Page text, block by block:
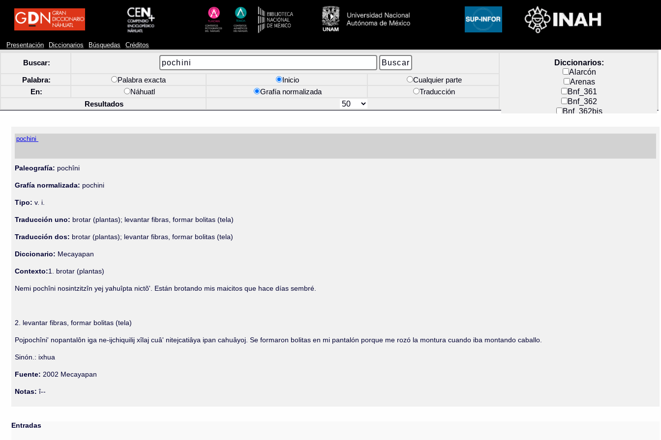
Presentación Diccionarios Búsquedas Créditos
Buscar:
Diccionarios:
Alarcón
Arenas
Bnf_361
Bnf_362
Bnf_362bis
Docs_México
Palabra: Palabra exacta Inicio
Cualquier parte
En:
Náhuatl Grafía normalizada
Traducción
Resultados
pochini
Paleografía: pochîni
Grafía normalizada: pochini
Tipo: v. i.
Traducción uno: brotar (plantas); levantar fibras, formar bolitas (tela)
Traducción dos: brotar (plantas); levantar fibras, formar bolitas (tela)
Diccionario: Mecayapan
Contexto:1. brotar (plantas)
Nemi pochîni nosintzitzîn yej yahuîpta nictõ'. Están brotando mis maicitos que hace días sembré.
2. levantar fibras, formar bolitas (tela)
Pojpochîni' nopantalôn iga ne-ijchiquilij xîlaj cuâ' nitejcatiâya ipan cahuâyoj. Se formaron bolitas en mi pantalón porque me rozó la montura cuando iba montando caballo.
Sinón.: ixhua
Fuente: 2002 Mecayapan
Notas: î--
Entradas